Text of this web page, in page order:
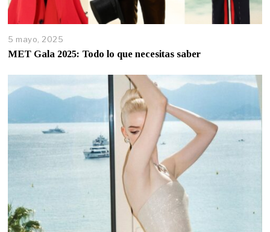
5 mayo, 2025
MET Gala 2025: Todo lo que necesitas saber